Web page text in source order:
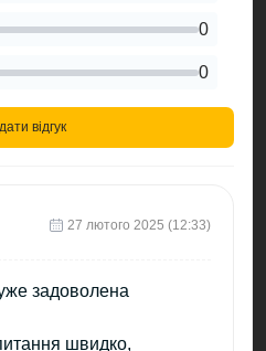
0
0
відгук
27 лютого 2025 (12:33)
задоволена
швидко,